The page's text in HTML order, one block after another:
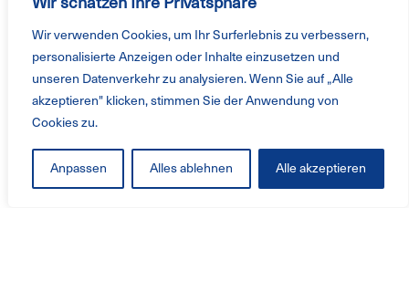
Wir verwenden Cookies, um Ihr Surferlebnis zu verbessern,
personalisierte Anzeigen oder Inhalte einzusetzen und
unseren Datenverkehr zu analysieren. Wenn Sie auf „Alle
akzeptieren" klicken, stimmen Sie der Anwendung von
Cookies zu.
Anpassen Alles ablehnen Alle akzeptieren